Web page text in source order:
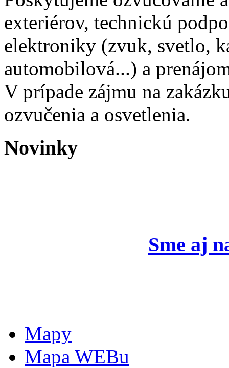
exteriérov, technickú
elektroniky (zvuk, svetlo,
automobilová...) a
V prípade zájmu na
ozvučenia a osvetlenia.
Novinky
Sme aj
Mapy
Mapa WEBu